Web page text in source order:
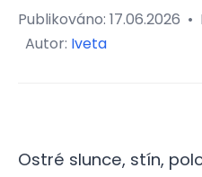
Publikováno: 17.06.2026 •
Autor: Iveta
Ostré slunce, stín,